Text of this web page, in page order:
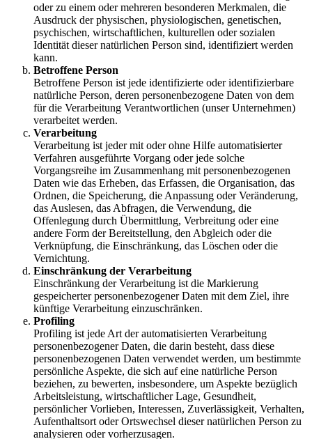
oder zu einem oder mehreren besonderen Merkmalen, die
Ausdruck der physischen, physiologischen, genetischen,
psychischen, wirtschaftlichen, kulturellen oder sozialen
Identität dieser natürlichen Person sind, identifiziert werden
kann.
Betroffene Person
Betroffene Person ist jede identifizierte oder identifizierbare
natürliche Person, deren personenbezogene Daten von dem
für die Verarbeitung Verantwortlichen (unser Unternehmen)
verarbeitet werden.
Verarbeitung
Verarbeitung ist jeder mit oder ohne Hilfe automatisierter
Verfahren ausgeführte Vorgang oder jede solche
Vorgangsreihe im Zusammenhang mit personenbezogenen
Daten wie das Erheben, das Erfassen, die Organisation, das
Ordnen, die Speicherung, die Anpassung oder Veränderung,
das Auslesen, das Abfragen, die Verwendung, die
Offenlegung durch Übermittlung, Verbreitung oder eine
andere Form der Bereitstellung, den Abgleich oder die
Verknüpfung, die Einschränkung, das Löschen oder die
Vernichtung.
Einschränkung der Verarbeitung
Einschränkung der Verarbeitung ist die Markierung
gespeicherter personenbezogener Daten mit dem Ziel, ihre
künftige Verarbeitung einzuschränken.
Profiling
Profiling ist jede Art der automatisierten Verarbeitung
personenbezogener Daten, die darin besteht, dass diese
personenbezogenen Daten verwendet werden, um bestimmte
persönliche Aspekte, die sich auf eine natürliche Person
beziehen, zu bewerten, insbesondere, um Aspekte bezüglich
Arbeitsleistung, wirtschaftlicher Lage, Gesundheit,
persönlicher Vorlieben, Interessen, Zuverlässigkeit, Verhalten,
Aufenthaltsort oder Ortswechsel dieser natürlichen Person zu
analysieren oder vorherzusagen.